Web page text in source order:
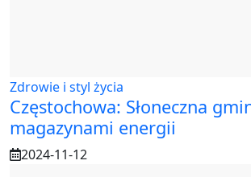
Zdrowie i styl życia
Częstochowa: Słoneczna
magazynami energii
2024-11-12